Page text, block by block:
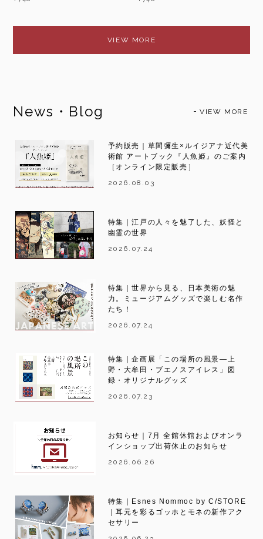
VIEW MORE
News・Blog VIEW MORE
予約販売｜草間彌生×ルイジアナ近代美
術館 アートブック『人魚姫』のご案内
［オンライン限定販売］
2026.08.03
特集｜江戸の人々を魅了した、妖怪と
幽霊の世界
2026.07.24
特集｜世界から見る、日本美術の魅
力。ミュージアムグッズで楽しむ名作
たち！
2026.07.24
特集｜企画展「この場所の風景―上
野・大牟田・ブエノスアイレス」図
録・オリジナルグッズ
2026.07.23
お知らせ｜7月 全館休館およびオンラ
インショップ出荷休止のお知らせ
2026.06.26
特集｜Esnes Nommoc by C/STORE
｜耳元を彩るゴッホとモネの新作アク
セサリー